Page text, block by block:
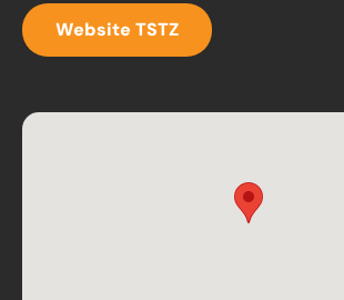
Website TSTZ